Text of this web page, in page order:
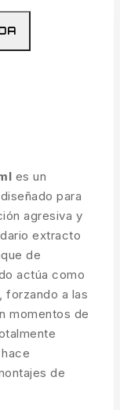
es un
para
agresiva y
extracto
de
actúa como
forzando a las
momentos de
de